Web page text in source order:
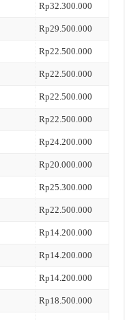
Rp32.300.000
Rp29.500.000
Rp22.500.000
Rp22.500.000
Rp22.500.000
Rp22.500.000
Rp24.200.000
Rp20.000.000
Rp25.300.000
Rp22.500.000
Rp14.200.000
Rp14.200.000
Rp14.200.000
Rp18.500.000